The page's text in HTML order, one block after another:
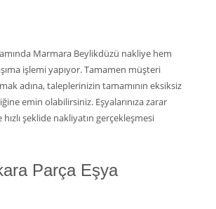
Marmara Beylikdüzü nakliye hem
işlemi yapıyor. Tamamen müşteri
adına, taleplerinizin tamamının eksiksiz
emin olabilirsiniz. Eşyalarınıza zarar
şeklide nakliyatın gerçekleşmesi
Parça Eşya